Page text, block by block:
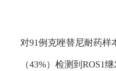
对91例克唑替尼耐药样
（43%）检测到ROS1